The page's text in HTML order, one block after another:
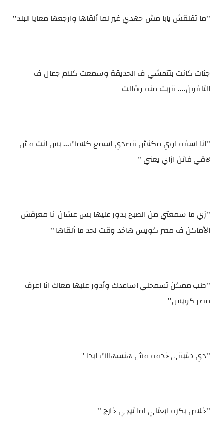
''ما تقلقش يابا مش حهدي غير لما ألقاها وارجعها معايا البلد''
جنات كانت بتتمشي ف الحديقة وسمعت كلام جمال ف
التلفون.... قربت منه وقالت
''انا اسفه اوي مكنش قصدي اسمع كلامك... بس انت مش
لاقي فاتن ازاي يعني ''
''زي ما سمعتي من الصبح بدور عليها بس عشان انا معرفش
الأماكن ف مصر كويس هاخد وقت لحد ما ألقاها ''
''طب ممكن تسمحلي اساعدك وأدور عليها معاك انا اعرف
مصر كويس''
''دي هتبقى خدمه مش هنسهالك ابدا ''
''خلاص بكره ابعتلي لما تيجي خارج ''